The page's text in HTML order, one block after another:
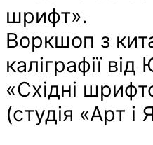
шрифт».
Воркшоп з
каліграфії
«Східні
(студія «Арт і